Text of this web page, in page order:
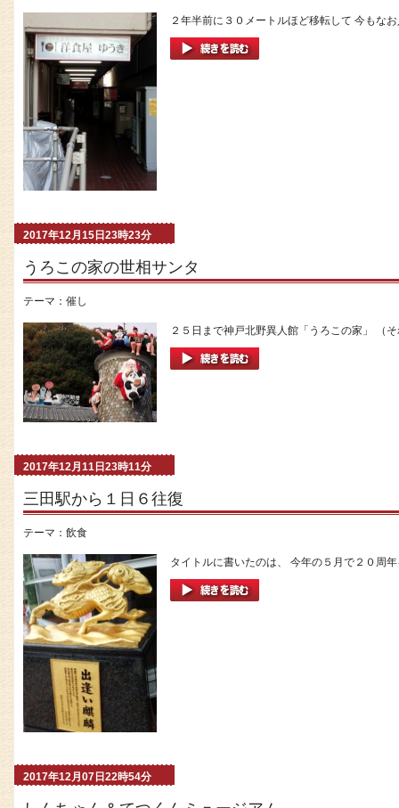
２年半前に３０メートルほど移転して 今もな
2017年12月15日23時23分
うろこの家の世相サンタ
テーマ： 催し
２５日まで神戸北野異人館「うろこの家」 （
2017年12月11日23時11分
三田駅から１日６往復
テーマ： 飲食
タイトルに書いたのは、 今年の５月で２０周
2017年12月07日22時54分